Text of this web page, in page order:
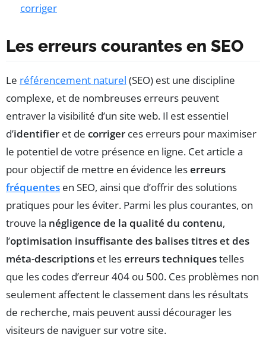
corriger
Les erreurs courantes en SEO
Le référencement naturel (SEO) est une discipline
complexe, et de nombreuses erreurs peuvent
entraver la visibilité d’un site web. Il est essentiel
d’identifier et de corriger ces erreurs pour maximiser
le potentiel de votre présence en ligne. Cet article a
pour objectif de mettre en évidence leserreurs
fréquentes en SEO, ainsi que d’offrir des solutions
pratiques pour les éviter. Parmi les plus courantes, on
trouve la négligence de la qualité du contenu,
l’optimisation insuffisante des balises titres et des
méta-descriptions et leserreurs techniquestelles
que les codes d’erreur 404 ou 500. Ces problèmes non
seulement affectent le classement dans les résultats
de recherche, mais peuvent aussi décourager les
visiteurs de naviguer sur votre site.